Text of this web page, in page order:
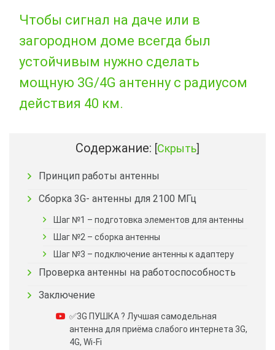
Чтобы сигнал на даче или в
загородном доме всегда был
устойчивым нужно сделать
мощную 3G/4G антенну с радиусом
действия 40 км.
Содержание: [Скрыть]
Принцип работы антенны
Сборка 3G- антенны для 2100 МГц
Шаг №1 – подготовка элементов для антенны
Шаг №2 – сборка антенны
Шаг №3 – подключение антенны к адаптеру
Проверка антенны на работоспособность
Заключение
✅3G ПУШКА ? Лучшая самодельная
антенна для приёма слабого интернета 3G,
4G, Wi-Fi